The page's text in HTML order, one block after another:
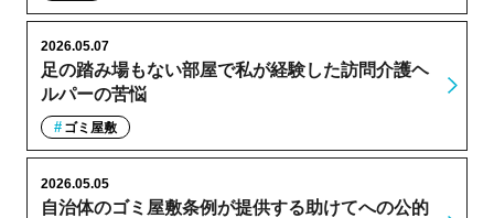
足の踏み場もない部屋で私が経験した訪問介護ヘ
ルパーの苦悩
2026.05.07
ゴミ屋敷
自治体のゴミ屋敷条例が提供する助けてへの公的
2026.05.05